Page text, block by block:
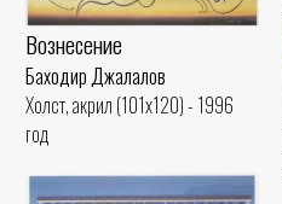
Вознесение
Баходир Джалалов
Холст, акрил (101x120) - 1996
год